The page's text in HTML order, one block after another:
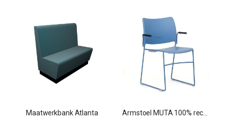
OFFERTE AANVRAGEN OFFERTE
Maatwerkbank Atlanta